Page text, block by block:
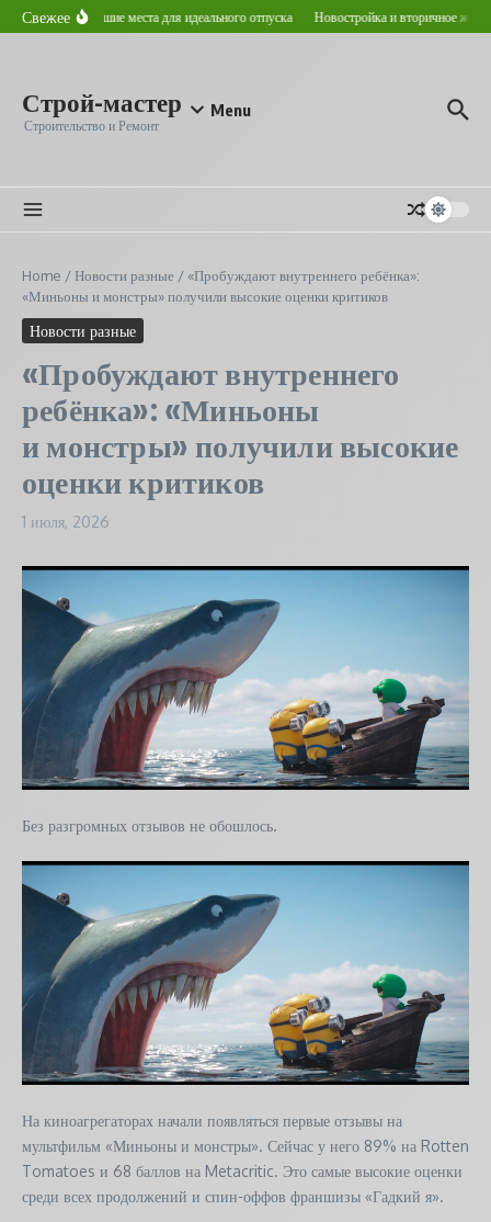
Перейти к содержанию
Свежее
в Астане: лучшие места для идеального отпуска Новостройка и вторичное
Строй-мастер
Строительство и Ремонт
Menu
Home /Новости разные / «Пробуждают внутреннего ребёнка»:
«Миньоны и монстры» получили высокие оценки критиков
Новости разные
«Пробуждают внутреннего
ребёнка»: «Миньоны
и монстры» получили высокие
оценки критиков
1 июля, 2026
Без разгромных отзывов не обошлось.
На киноагрегаторах начали появляться первые отзывы на
мультфильм «Миньоны и монстры». Сейчас у него 89% на Rotten
Tomatoes и 68 баллов на Metacritic. Это самые высокие оценки
среди всех продолжений и спин-оффов франшизы «Гадкий я».